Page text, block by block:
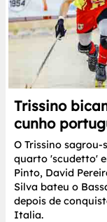
Trissino
cunho
O Trissino
quarto 'scudetto'
Pinto, David
Silva bateu o
depois de
Italia.